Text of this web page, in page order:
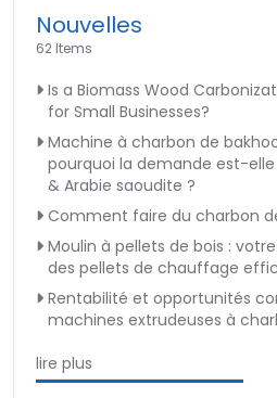
Nouvelles
62 Items
Is a Biomass Wood
for Small Businesses?
Machine à charbon de
pourquoi la demande est-elle
& Arabie saoudite ?
Comment faire du charbon
Moulin à pellets de bois :
des pellets de chauffage
Rentabilité et opportunités
machines extrudeuses à
lire plus